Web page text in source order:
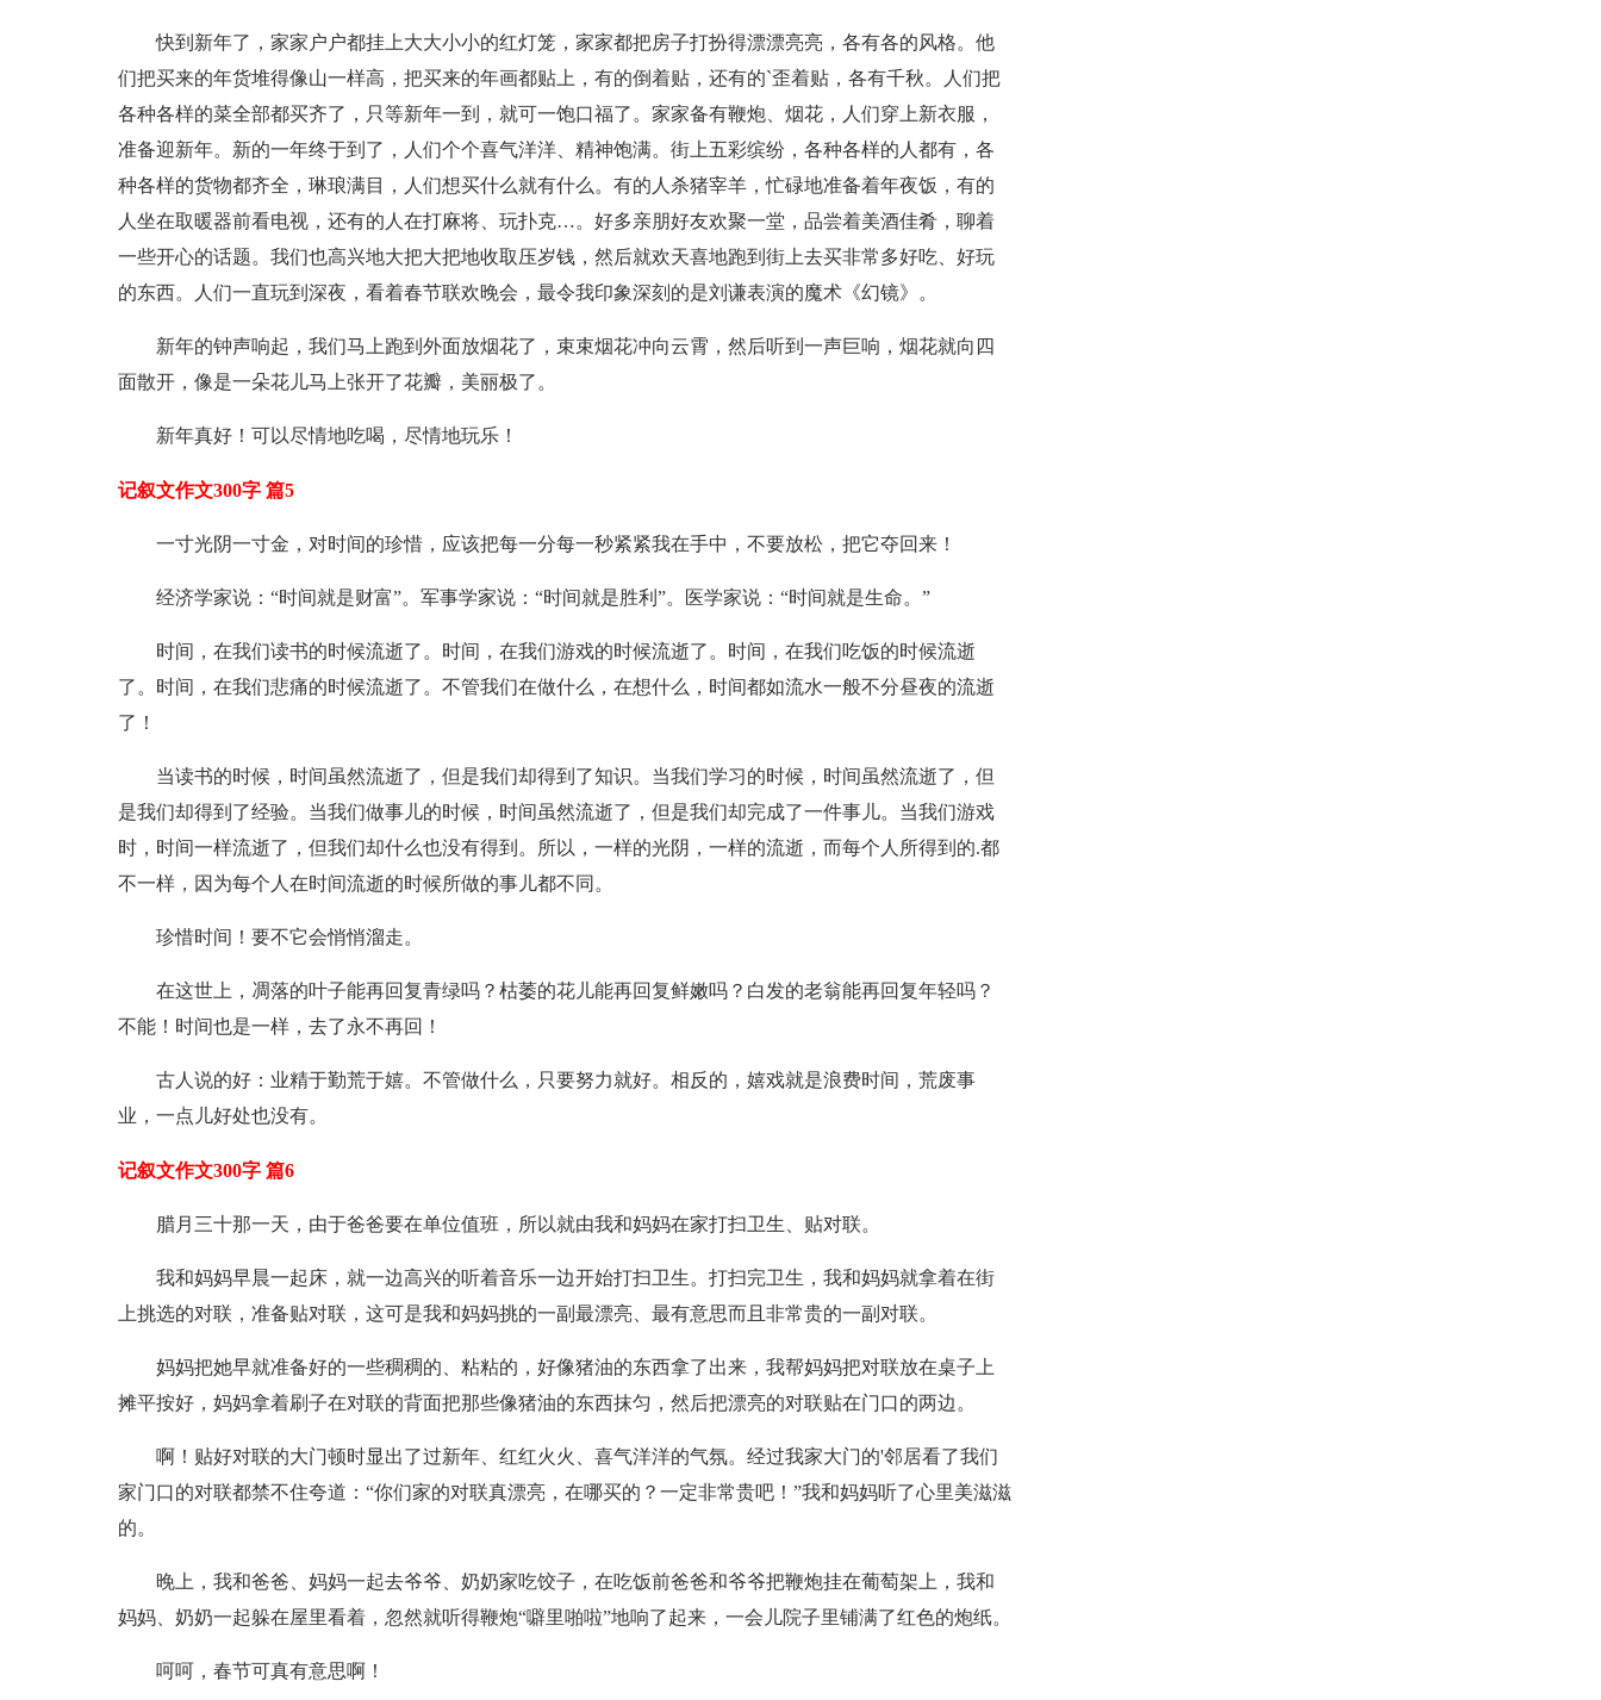
快到新年了，家家户户都挂上大大小小的红灯笼，家家都把房子打扮得漂漂亮亮，各有各的风格。他
们把买来的年货堆得像山一样高，把买来的年画都贴上，有的倒着贴，还有的`歪着贴，各有千秋。人们把
各种各样的菜全部都买齐了，只等新年一到，就可一饱口福了。家家备有鞭炮、烟花，人们穿上新衣服，
准备迎新年。新的一年终于到了，人们个个喜气洋洋、精神饱满。街上五彩缤纷，各种各样的人都有，各
种各样的货物都齐全，琳琅满目，人们想买什么就有什么。有的人杀猪宰羊，忙碌地准备着年夜饭，有的
人坐在取暖器前看电视，还有的人在打麻将、玩扑克…。好多亲朋好友欢聚一堂，品尝着美酒佳肴，聊着
一些开心的话题。我们也高兴地大把大把地收取压岁钱，然后就欢天喜地跑到街上去买非常多好吃、好玩
的东西。人们一直玩到深夜，看着春节联欢晚会，最令我印象深刻的是刘谦表演的魔术《幻镜》。
新年的钟声响起，我们马上跑到外面放烟花了，束束烟花冲向云霄，然后听到一声巨响，烟花就向四
面散开，像是一朵花儿马上张开了花瓣，美丽极了。
新年真好！可以尽情地吃喝，尽情地玩乐！
记叙文作文300字 篇5
一寸光阴一寸金，对时间的珍惜，应该把每一分每一秒紧紧我在手中，不要放松，把它夺回来！
经济学家说：“时间就是财富”。军事学家说：“时间就是胜利”。医学家说：“时间就是生命。”
时间，在我们读书的时候流逝了。时间，在我们游戏的时候流逝了。时间，在我们吃饭的时候流逝
了。时间，在我们悲痛的时候流逝了。不管我们在做什么，在想什么，时间都如流水一般不分昼夜的流逝
了！
当读书的时候，时间虽然流逝了，但是我们却得到了知识。当我们学习的时候，时间虽然流逝了，但
是我们却得到了经验。当我们做事儿的时候，时间虽然流逝了，但是我们却完成了一件事儿。当我们游戏
时，时间一样流逝了，但我们却什么也没有得到。所以，一样的光阴，一样的流逝，而每个人所得到的.都
不一样，因为每个人在时间流逝的时候所做的事儿都不同。
珍惜时间！要不它会悄悄溜走。
在这世上，凋落的叶子能再回复青绿吗？枯萎的花儿能再回复鲜嫩吗？白发的老翁能再回复年轻吗？
不能！时间也是一样，去了永不再回！
古人说的好：业精于勤荒于嬉。不管做什么，只要努力就好。相反的，嬉戏就是浪费时间，荒废事
业，一点儿好处也没有。
记叙文作文300字 篇6
腊月三十那一天，由于爸爸要在单位值班，所以就由我和妈妈在家打扫卫生、贴对联。
我和妈妈早晨一起床，就一边高兴的听着音乐一边开始打扫卫生。打扫完卫生，我和妈妈就拿着在街
上挑选的对联，准备贴对联，这可是我和妈妈挑的一副最漂亮、最有意思而且非常贵的一副对联。
妈妈把她早就准备好的一些稠稠的、粘粘的，好像猪油的东西拿了出来，我帮妈妈把对联放在桌子上
摊平按好，妈妈拿着刷子在对联的背面把那些像猪油的东西抹匀，然后把漂亮的对联贴在门口的两边。
啊！贴好对联的大门顿时显出了过新年、红红火火、喜气洋洋的气氛。经过我家大门的'邻居看了我们
家门口的对联都禁不住夸道：“你们家的对联真漂亮，在哪买的？一定非常贵吧！”我和妈妈听了心里美滋滋
的。
晚上，我和爸爸、妈妈一起去爷爷、奶奶家吃饺子，在吃饭前爸爸和爷爷把鞭炮挂在葡萄架上，我和
妈妈、奶奶一起躲在屋里看着，忽然就听得鞭炮“噼里啪啦”地响了起来，一会儿院子里铺满了红色的炮纸。
呵呵，春节可真有意思啊！